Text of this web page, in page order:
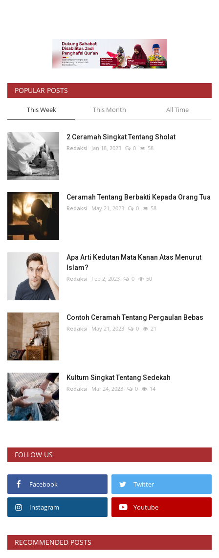
POPULAR POSTS
This Week This Month All Time
2 Ceramah Singkat Tentang Sholat
Redaksi Jan 18, 2023 0 58
Ceramah Tentang Berbakti Kepada Orang Tua
Redaksi May 21, 2023 0 58
Apa Arti Kedutan Mata Kanan Atas Menurut
Islam?
Redaksi Feb 2, 2023 0 50
Contoh Ceramah Tentang Pergaulan Bebas
Redaksi May 21, 2023 0 21
Kultum Singkat Tentang Sedekah
Redaksi Mar 24, 2023 0 14
FOLLOW US
Facebook Twitter
Instagram Youtube
RECOMMENDED POSTS